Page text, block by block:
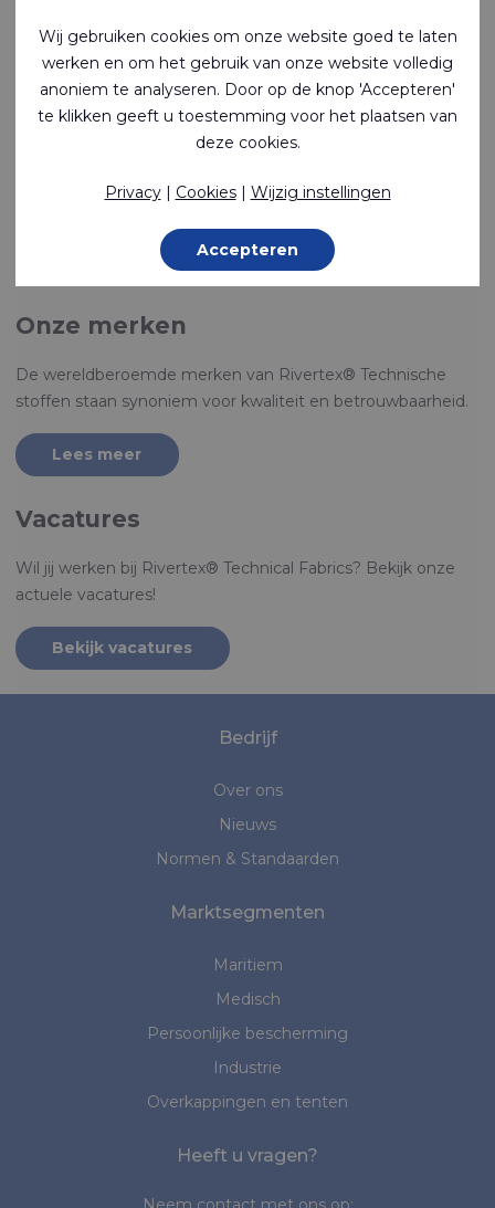
Lees Meer
Missie & Visie
Innovate. Make. Deliver.
De Missie en Visie van Rivertex® Technical fabrics
Onze merken
De wereldberoemde merken van Rivertex® Technische
stoffen staan synoniem voor kwaliteit en betrouwbaarheid.
Lees meer
Vacatures
Wil jij werken bij Rivertex® Technical Fabrics? Bekijk onze
actuele vacatures!
Bekijk vacatures
Bedrijf
Over ons
Nieuws
Normen & Standaarden
Marktsegmenten
Maritiem
Medisch
Persoonlijke bescherming
Industrie
Overkappingen en tenten
Heeft u vragen?
Wij gebruiken cookies om onze website goed te laten
werken en om het gebruik van onze website volledig
anoniem te analyseren. Door op de knop 'Accepteren'
te klikken geeft u toestemming voor het plaatsen van
deze cookies.
Privacy| Cookies| Wijzig instellingen
Accepteren